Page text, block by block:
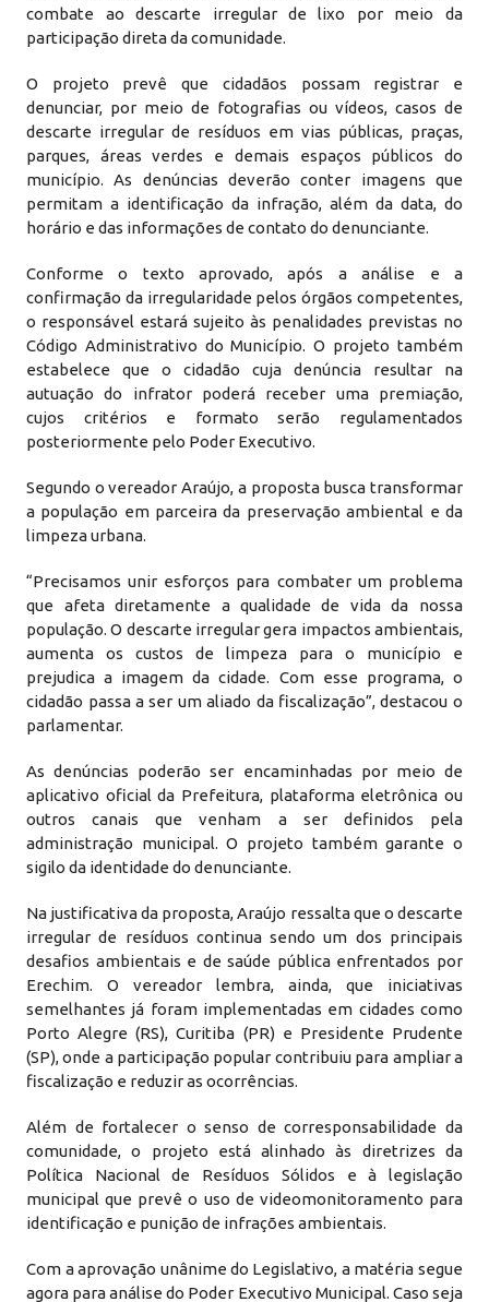
combate ao descarte irregular de lixo por meio da
participação direta da comunidade.
O projeto prevê que cidadãos possam registrar e
denunciar, por meio de fotografias ou vídeos, casos de
descarte irregular de resíduos em vias públicas, praças,
parques, áreas verdes e demais espaços públicos do
município. As denúncias deverão conter imagens que
permitam a identificação da infração, além da data, do
horário e das informações de contato do denunciante.
Conforme o texto aprovado, após a análise e a
confirmação da irregularidade pelos órgãos competentes,
o responsável estará sujeito às penalidades previstas no
Código Administrativo do Município. O projeto também
estabelece que o cidadão cuja denúncia resultar na
autuação do infrator poderá receber uma premiação,
cujos critérios e formato serão regulamentados
posteriormente pelo Poder Executivo.
Segundo o vereador Araújo, a proposta busca transformar
a população em parceira da preservação ambiental e da
limpeza urbana.
“Precisamos unir esforços para combater um problema
que afeta diretamente a qualidade de vida da nossa
população. O descarte irregular gera impactos ambientais,
aumenta os custos de limpeza para o município e
prejudica a imagem da cidade. Com esse programa, o
cidadão passa a ser um aliado da fiscalização”, destacou o
parlamentar.
As denúncias poderão ser encaminhadas por meio de
aplicativo oficial da Prefeitura, plataforma eletrônica ou
outros canais que venham a ser definidos pela
administração municipal. O projeto também garante o
sigilo da identidade do denunciante.
Na justificativa da proposta, Araújo ressalta que o descarte
irregular de resíduos continua sendo um dos principais
desafios ambientais e de saúde pública enfrentados por
Erechim. O vereador lembra, ainda, que iniciativas
semelhantes já foram implementadas em cidades como
Porto Alegre (RS), Curitiba (PR) e Presidente Prudente
(SP), onde a participação popular contribuiu para ampliar a
fiscalização e reduzir as ocorrências.
Além de fortalecer o senso de corresponsabilidade da
comunidade, o projeto está alinhado às diretrizes da
Política Nacional de Resíduos Sólidos e à legislação
municipal que prevê o uso de videomonitoramento para
identificação e punição de infrações ambientais.
Com a aprovação unânime do Legislativo, a matéria segue
agora para análise do Poder Executivo Municipal. Caso seja